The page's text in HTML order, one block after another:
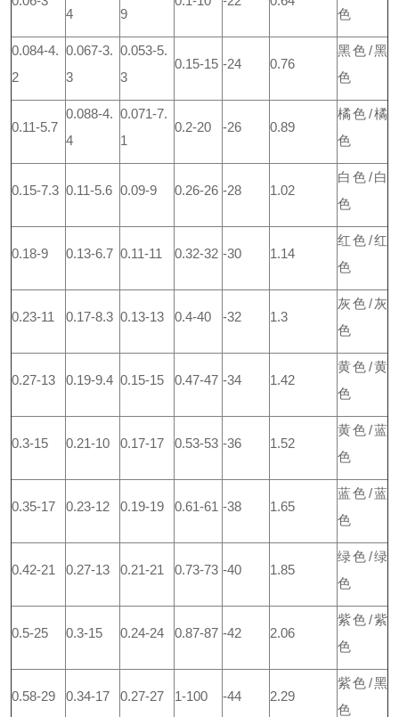
4
9
色
0.084-4.
2
0.067-3.
3
0.053-5.
3
0.15-15 -24 0.76
黑色/黑
色
0.11-5.7
0.088-4.
4
0.071-7.
1
0.2-20 -26 0.89
橘色/橘
色
0.15-7.3 0.11-5.6 0.09-9 0.26-26 -28 1.02
白色/白
色
0.18-9 0.13-6.7 0.11-11 0.32-32 -30 1.14
红色/红
色
0.23-11 0.17-8.3 0.13-13 0.4-40 -32 1.3
灰色/灰
色
0.27-13 0.19-9.4 0.15-15 0.47-47 -34 1.42
黄色/黄
色
0.3-15 0.21-10 0.17-17 0.53-53 -36 1.52
黄色/蓝
色
0.35-17 0.23-12 0.19-19 0.61-61 -38 1.65
蓝色/蓝
色
0.42-21 0.27-13 0.21-21 0.73-73 -40 1.85
绿色/绿
色
0.5-25 0.3-15 0.24-24 0.87-87 -42 2.06
紫色/紫
色
0.58-29 0.34-17 0.27-27 1-100 -44 2.29
紫色/黑
色